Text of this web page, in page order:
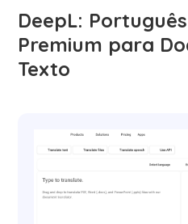
DeepL:
Premium para
Texto